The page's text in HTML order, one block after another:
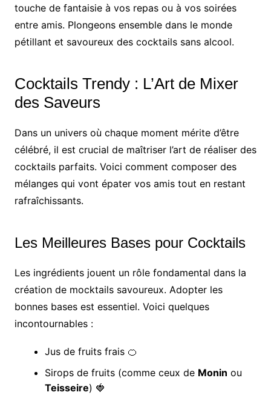
touche de fantaisie à vos repas ou à vos soirées
entre amis. Plongeons ensemble dans le monde
pétillant et savoureux des cocktails sans alcool.
Cocktails Trendy : L’Art de Mixer
des Saveurs
Dans un univers où chaque moment mérite d’être
célébré, il est crucial de maîtriser l’art de réaliser des
cocktails parfaits. Voici comment composer des
mélanges qui vont épater vos amis tout en restant
rafraîchissants.
Les Meilleures Bases pour Cocktails
Les ingrédients jouent un rôle fondamental dans la
création de mocktails savoureux. Adopter les
bonnes bases est essentiel. Voici quelques
incontournables :
Jus de fruits frais 🍊
Sirops de fruits (comme ceux de Monin ou
Teisseire) 🍓